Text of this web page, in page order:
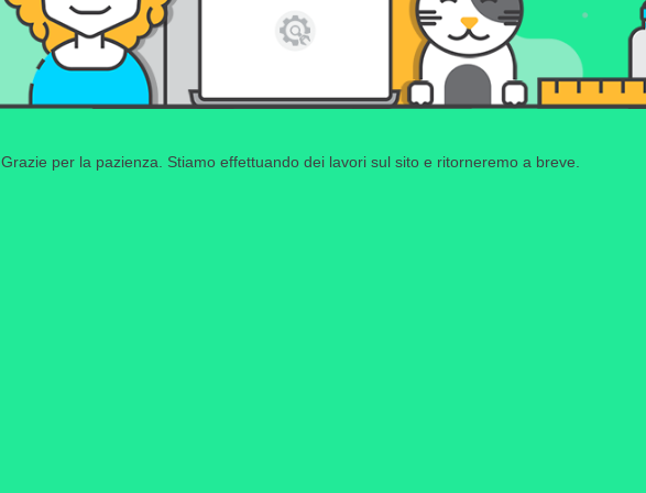
Grazie per la pazienza. Stiamo effettuando dei lavori sul sito e ritorneremo a breve.